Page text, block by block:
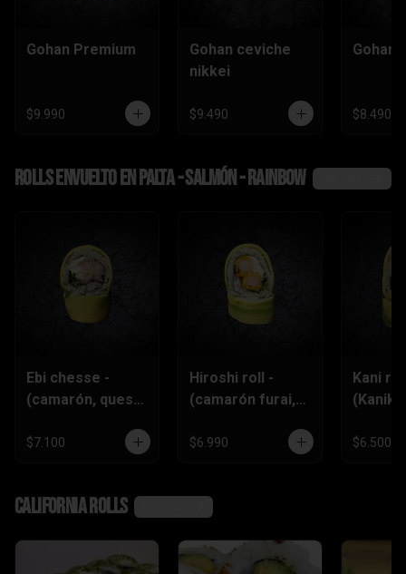
Gohan Premium
$9.990
Gohan ceviche
nikkei
$9.490
Gohan
$8.490
Rolls envuelto en palta - salmón - rainbow
Ebi chesse -
(camarón, queso
ciboulette)
$7.100
Hiroshi roll -
(camarón furai,
ciboulette)
$6.990
Kani
$6.500
California rolls